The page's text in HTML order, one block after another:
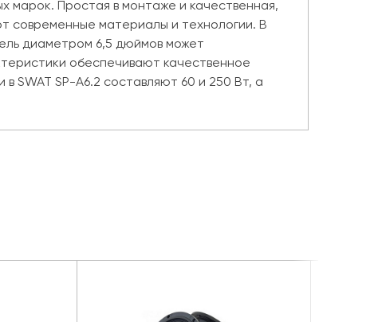
марок. Простая в монтаже и качественная,
современные материалы и технологии. В
диаметром 6,5 дюймов может
обеспечивают качественное
SWAT SP-A6.2 составляют 60 и 250 Вт, а